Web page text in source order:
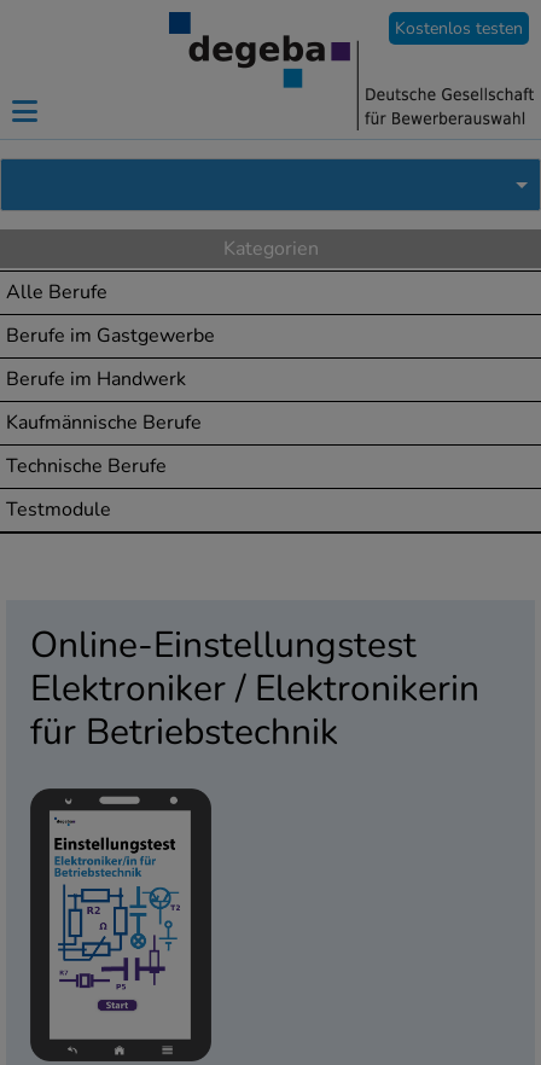
Kostenlos testen
Kategorien
Alle Berufe
Berufe im Gastgewerbe
Berufe im Handwerk
Kaufmännische Berufe
Technische Berufe
Testmodule
Online-Einstellungstest
Elektroniker / Elektronikerin
für Betriebstechnik